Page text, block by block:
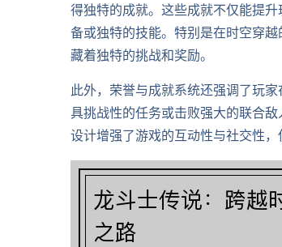
得独特的成就。这些成就不仅能提
备或独特的技能。特别是在时空穿
藏着独特的挑战和奖励。
此外，荣誉与成就系统还强调了玩
具挑战性的任务或击败强大的联合
设计增强了游戏的互动性与社交性